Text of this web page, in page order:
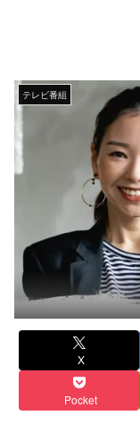
テレビ番組
X
Pocket